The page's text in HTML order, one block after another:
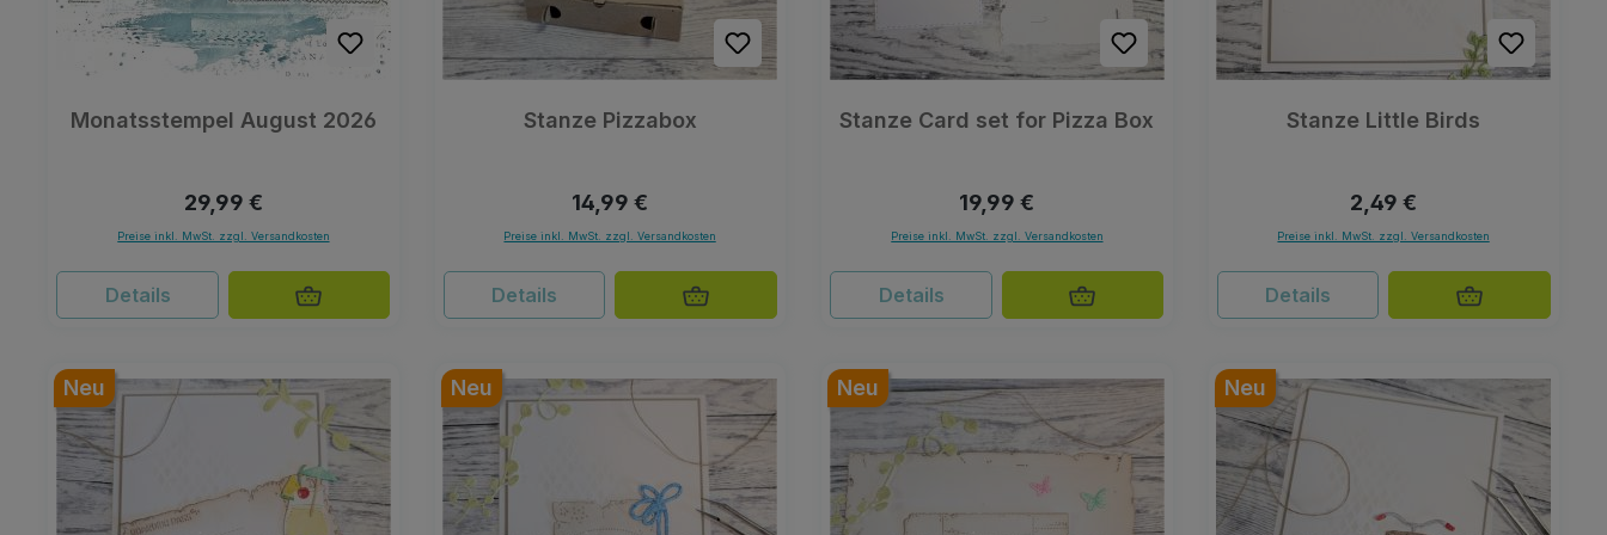
Monatsstempel August 2026
Regulärer Preis:
29,99 €
Preise inkl. MwSt. zzgl. Versandkosten
Details
Stanze Pizzabox
Regulärer Preis:
14,99 €
Preise inkl. MwSt. zzgl. Versandkosten
Details
Stanze Card set for Pizza Box
Regulärer Preis:
19,99 €
Preise inkl. MwSt. zzgl. Versandkosten
Details
Stanze Little Birds
Regulärer Preis:
2,49 €
Preise inkl. MwSt. zzgl. Versandkosten
Details
Neu Neu Neu Neu